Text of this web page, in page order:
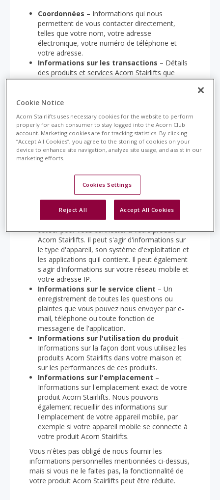
Coordonnées – Informations qui nous
permettent de vous contacter directement,
telles que votre nom, votre adresse
électronique, votre numéro de téléphone et
votre adresse.
Informations sur les transactions – Détails
des produits et services Acorn Stairlifts que
vous achetez chez nous, y compris les plans de
Informations de paiement
vous fournissez pour effectuer le paiement des
produits et/ou services Acorn Stairlifts que vous
nous achetez.
Informations relatives à l'installation et à
l'historique des services
domicile ou dans votre propriété, ainsi qu'à
Informations sur les appareils–
Informations sur les smartphones, mobiles ou
autres appareils électroniques que vous pouvez
utiliser pour vous connecter à votre produit
Acorn Stairlifts. Il peut s'agir d'informations sur
le type d'appareil, son système d'exploitation et
les applications qu'il contient. Il peut également
s'agir d'informations sur votre réseau mobile et
votre adresse IP.
Informations sur le service client – Un
enregistrement de toutes les questions ou
plaintes que vous pouvez nous envoyer par e-
mail, téléphone ou toute fonction de
messagerie de l'application.
Informations sur l'utilisation du produit –
Informations sur la façon dont vous utilisez les
produits Acorn Stairlifts dans votre maison et
sur les performances de ces produits.
Informations sur l'emplacement –
Informations sur l'emplacement exact de votre
produit Acorn Stairlifts. Nous pouvons
également recueillir des informations sur
l'emplacement de votre appareil mobile, par
exemple si votre appareil mobile se connecte à
votre produit Acorn Stairlifts.
Vous n'êtes pas obligé de nous fournir les
informations personnelles mentionnées ci-dessus,
mais si vous ne le faites pas, la fonctionnalité de
votre produit Acorn Stairlifts peut être réduite.
Cookie Notice
Acorn Stairlifts uses necessary cookies for the website to perform
properly for each consumer to stay logged into the Acorn Club
account. Marketing cookies are for tracking statistics. By clicking
“Accept All Cookies”, you agree to the storing of cookies on your
device to enhance site navigation, analyze site usage, and assist in our
marketing efforts.
Cookies Settings
Reject All Accept All Cookies